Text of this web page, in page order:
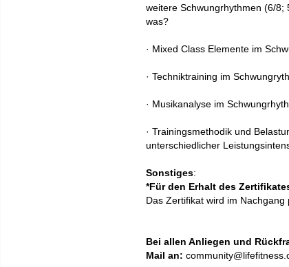
weitere Schwungrhythmen (6/8;
was?
· Mixed Class Elemente im
· Techniktraining im
· Musikanalyse im
· Trainingsmethodik und
unterschiedlicher
Sonstiges:
*Für den Erhalt des
Das Zertifikat wird im Nachgang
Bei allen Anliegen und
Mail an: